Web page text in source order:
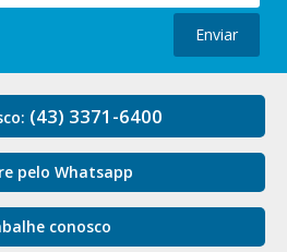
Enviar
(43) 3371-6400
pelo Whatsapp
conosco